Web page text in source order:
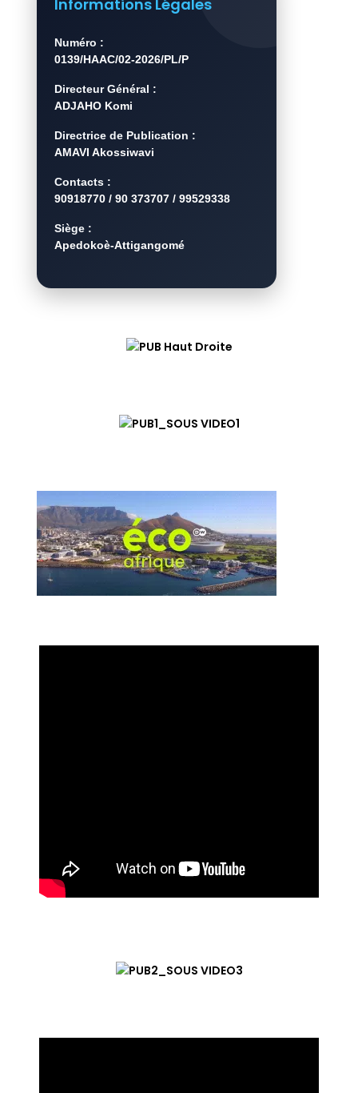
Informations Légales
Numéro :
0139/HAAC/02-2026/PL/P
Directeur Général :
ADJAHO Komi
Directrice de Publication :
AMAVI Akossiwavi
Contacts :
90918770 / 90 373707 / 99529338
Siège :
Apedokoè-Attigangomé